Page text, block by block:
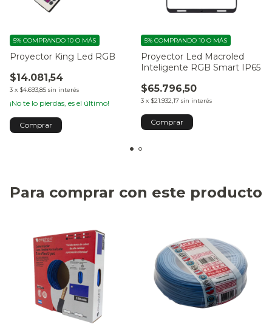
Proyector King Led RGB
$14.081,54
3 x $4.693,85 sin interés
5% COMPRANDO 10 O MÁS
¡No te lo pierdas, es el último!
Comprar
Proyector Led Macroled
Inteligente RGB Smart IP65
$65.796,50
3 x $21.932,17 sin interés
5% COMPRANDO 10 O MÁS
Comprar
Para comprar con este producto